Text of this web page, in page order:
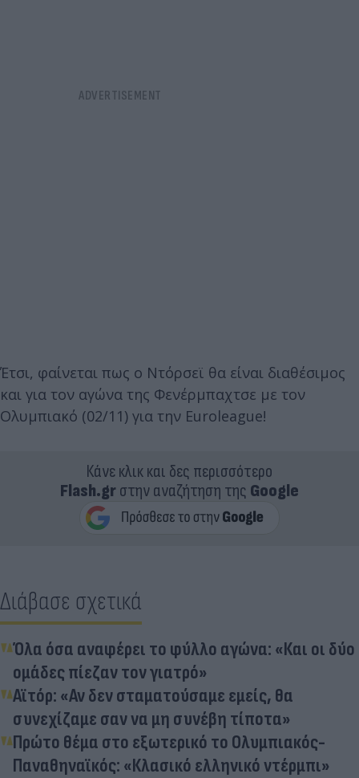
Έτσι, φαίνεται πως ο Ντόρσεϊ θα είναι διαθέσιμος
και για τον αγώνα της Φενέρμπαχτσε με τον
Ολυμπιακό (02/11) για την Euroleague!
Κάνε κλικ και δες περισσότερο
Flash.grστην αναζήτηση της Google
Διάβασε σχετικά
Όλα όσα αναφέρει το φύλλο αγώνα: «Και οι δύο
ομάδες πίεζαν τον γιατρό»
Αϊτόρ: «Αν δεν σταματούσαμε εμείς, θα
συνεχίζαμε σαν να μη συνέβη τίποτα»
Πρώτο θέμα στο εξωτερικό το Ολυμπιακός-
Παναθηναϊκός: «Κλασικό ελληνικό ντέρμπι»